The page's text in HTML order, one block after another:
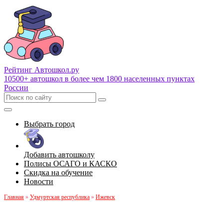
Рейтинг Автошкол.ру
10500+ автошкол в более чем 1800 населенных пунктах
России
Выбрать город
Добавить автошколу
Полисы ОСАГО и КАСКО
Скидка на обучение
Новости
Главная » Удмуртская республика » Ижевск